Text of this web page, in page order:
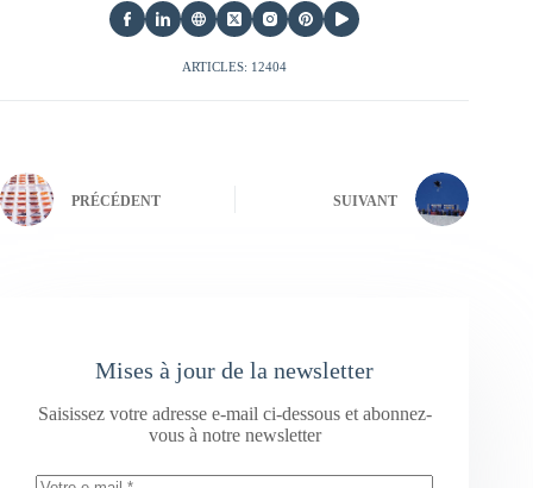
ARTICLES: 12404
PRÉCÉDENT SUIVANT
Mises à jour de la newsletter
Saisissez votre adresse e-mail ci-dessous et abonnez-
vous à notre newsletter